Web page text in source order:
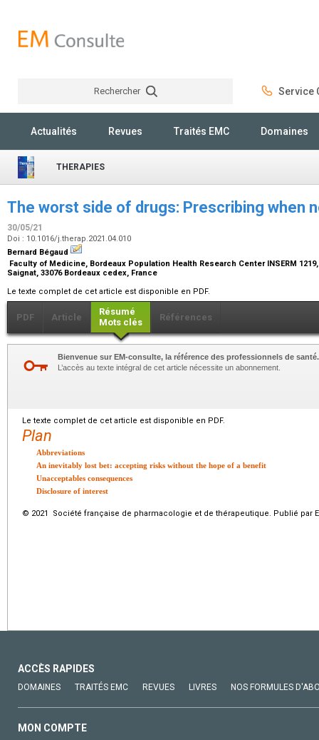
Rechercher Service
Actualités Revues Traités EMC Domaines
THERAPIES
The worst side of drugs: Prescribing when
30/05/21
Doi : 10.1016/j.therap.2021.04.010
Bernard Bégaud
Faculty of Medicine, Bordeaux Population Health Research Center INSERM
Saignat, 33076 Bordeaux cedex, France
Le texte complet de cet article est disponible en PDF.
PDF Article
Résumé
Mots clés
Références
Bienvenue sur EM-consulte, la référence des professionnels de santé.
L’accès au texte intégral de cet article nécessite un abonnement.
Le texte complet de cet article est disponible en PDF.
Plan
Abbreviations
An inevitably lost bet: accepting risks without the hope of a benefit
Unacceptables consequences
Disclosure of interest
© 2021 Société française de pharmacologie et de thérapeutique. Publié par
ACCÈS RAPIDES
DOMAINES TRAITÉS EMC REVUES LIVRES NOS FORMULES
MON COMPTE